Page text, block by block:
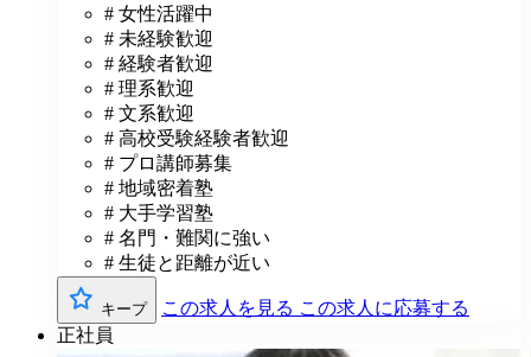
# 女性活躍中
# 未経験歓迎
# 経験者歓迎
# 理系歓迎
# 文系歓迎
# 高校受験経験者歓迎
# プロ講師募集
# 地域密着塾
# 大手学習塾
# 名門・難関に強い
# 生徒と距離が近い
キープ この求人を見る この求人に応募する
正社員